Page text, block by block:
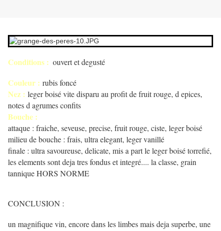
Conditions : ouvert et degusté
Couleur : rubis foncé
Nez : leger boisé vite disparu au profit de fruit rouge, d epices,
notes d agrumes confits
Bouche :
attaque : fraiche, seveuse, precise, fruit rouge, ciste, leger boisé
milieu de bouche : frais, ultra elegant, leger vanillé
finale : ultra savoureuse, delicate, mis a part le leger boisé torrefié,
les elements sont deja tres fondus et integré.... la classe, grain
tannique HORS NORME
CONCLUSION :
un magnifique vin, encore dans les limbes mais deja superbe, une